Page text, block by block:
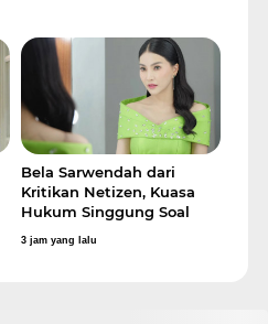
Bela Sarwendah dari
Kritikan Netizen, Kuasa
Hukum Singgung Soal
Kesetiaan ke Ruben Onsu
3 jam yang lalu